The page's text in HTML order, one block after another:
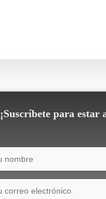
¡Suscríbete para estar